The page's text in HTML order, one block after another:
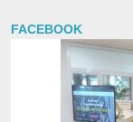
FACEBOOK